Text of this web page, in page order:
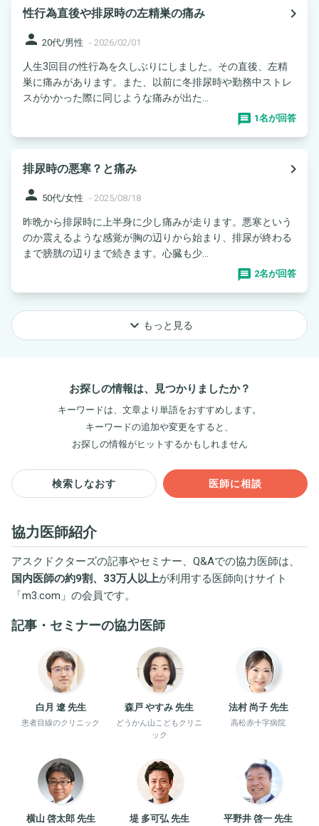
性行為直後や排尿時の左精巣の痛み
navigate_next
person 20代/男性 - 2026/02/01
人生3回目の性行為を久しぶりにしました。その直後、左精
巣に痛みがあります。また、以前に冬排尿時や勤務中ストレ
スがかかった際に同じような痛みが出た...
1名が回答
排尿時の悪寒？と痛み
navigate_next
person 50代/女性 - 2025/08/18
昨晩から排尿時に上半身に少し痛みが走ります。悪寒という
のか震えるような感覚が胸の辺りから始まり、排尿が終わる
まで膀胱の辺りまで続きます。心臓も少...
2名が回答
keyboard_arrow_down もっと見る
お探しの情報は、見つかりましたか？
キーワードは、文章より単語をおすすめします。
キーワードの追加や変更をすると、
お探しの情報がヒットするかもしれません
検索しなおす 医師に相談
協力医師紹介
アスクドクターズの記事やセミナー、Q&Aでの協力医師は、
国内医師の約9割、33万人以上が利用する医師向けサイト
「m3.com 」の会員です。
記事・セミナーの協力医師
白月 遼 先生
患者目線のクリニック
森戸 やすみ 先生
どうかん山こどもクリニ
ック
法村 尚子 先生
高松赤十字病院
横山 啓太郎 先生 堤 多可弘 先生 平野井 啓一 先生